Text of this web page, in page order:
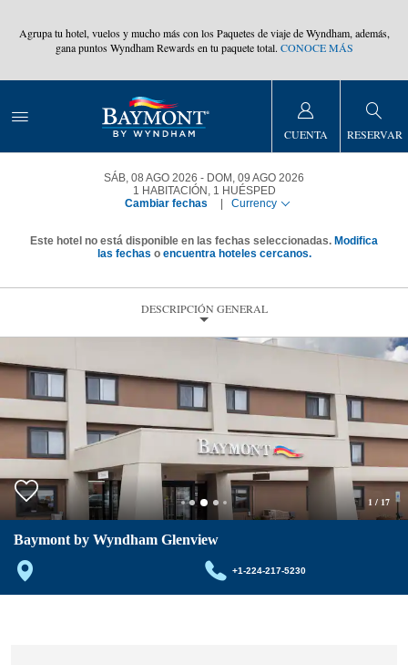
Agrupa tu hotel, vuelos y mucho más con los Paquetes de viaje de Wyndham, además,
gana puntos Wyndham Rewards en tu paquete total. CONOCE MÁS
CUENTA RESERVAR
SÁB, 08 AGO 2026
DOM, 09 AGO 2026
1 HABITACIÓN , 1 HUÉSPED
Cambiar fechas
Currency
Este hotel no está disponible en las fechas seleccionadas. Modifica
las fechas o encuentra hoteles cercanos.
DESCRIPCIÓN GENERAL
1 / 17
Baymont by Wyndham Glenview
+1-224-217-5230